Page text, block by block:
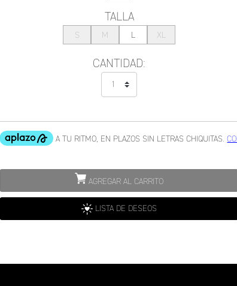
TALLA
S M L XL
CANTIDAD:
AGREGAR AL CARRITO
LISTA DE DESEOS